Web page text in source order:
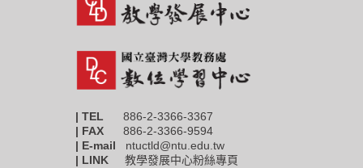
| TEL 886-2-3366-3367
| FAX
886-2-3366-9594
| E-mail ntuctld@ntu.edu.tw
| LINK教學發展中心粉絲專頁